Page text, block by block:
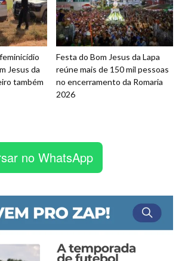
Jesus da
também
Festa do Bom Jesus da Lapa
reúne mais de 150 mil pessoas
no encerramento da Romaria
2026
no WhatsApp